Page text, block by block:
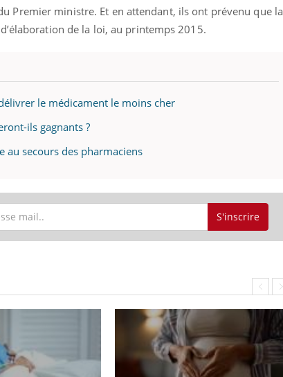
Premier ministre. Et en attendant, ils ont prévenu que la
de la loi, au printemps 2015.
le médicament le moins cher
ils gagnants ?
au secours des pharmaciens
S'inscrire
Mains : se
plage, piscine,